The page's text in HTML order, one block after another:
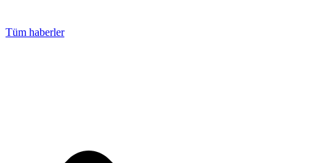
Tüm haberler